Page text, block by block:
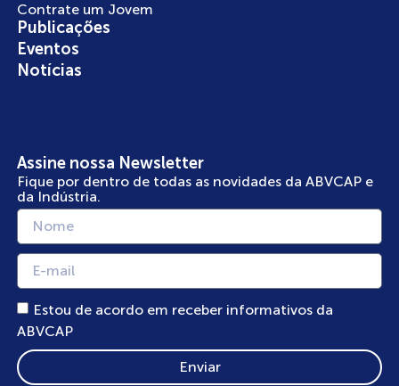
Contrate um Jovem
Publicações
Eventos
Notícias
Assine nossa Newsletter
Fique por dentro de todas as novidades da ABVCAP e
da Indústria.
Estou de acordo em receber informativos da
ABVCAP
Enviar